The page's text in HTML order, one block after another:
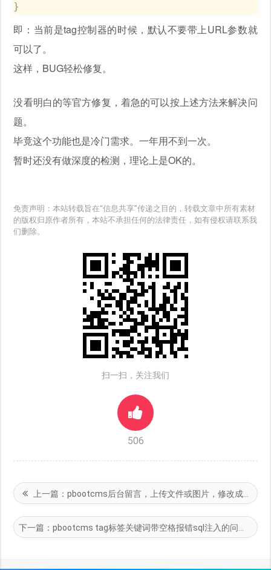
}
即：当前是tag控制器的时候，默认不要带上URL参数就
可以了。
这样，BUG轻松修复。
没看明白的等官方修复，着急的可以按上述方法来解决问
题。
毕竟这个功能也是冷门需求。一年用不到一次。
暂时还没有做深度的检测，理论上是OK的。
免责声明：本站转载旨在“信息共享”传递之目的，转载文章中所有素材
的版权归原作者所有，本站不承担任何的法律责任，如有侵权请联系我
们删除。
扫一扫，关注我们
506
上一篇：pbootcms后台留言，上传文件或图片，修改成可点击可查看
下一篇：pbootcms tag标签关键词带空格报错sql注入的问题